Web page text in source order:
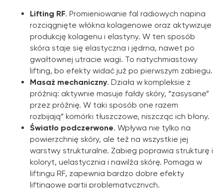
Lifting RF. Promieniowanie fal radiowych napina
rozciągnięte włókna kolagenowe oraz aktywizuje
produkcję kolagenu i elastyny. W ten sposób
skóra staje się elastyczna i jędrna, nawet po
gwałtownej utracie wagi. To natychmiastowy
lifting, bo efekty widać już po pierwszym zabiegu.
Masaż mechaniczny. Działa w kompleksie z
próżnią: aktywnie masuje fałdy skóry, “zasysane”
przez próżnię. W taki sposób one razem
rozbijają” komórki tłuszczowe, niszcząc ich błony.
Światło podczerwone. Wpływa nie tylko na
powierzchnię skóry, ale też na wszystkie jej
warstwy strukturalne. Zabieg poprawia strukturę i
koloryt, uelastycznia i nawilża skórę. Pomaga w
liftingu RF, zapewnia bardzo dobre efekty
liftingowe partii problematycznych.